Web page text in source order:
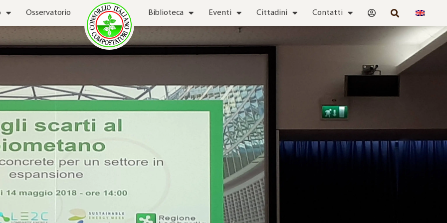
Osservatorio Biblioteca Eventi Cittadini Contatti